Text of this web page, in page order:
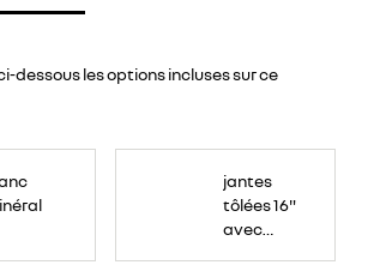
dessous les options incluses sur ce
jantes
tôlées 16"
avec